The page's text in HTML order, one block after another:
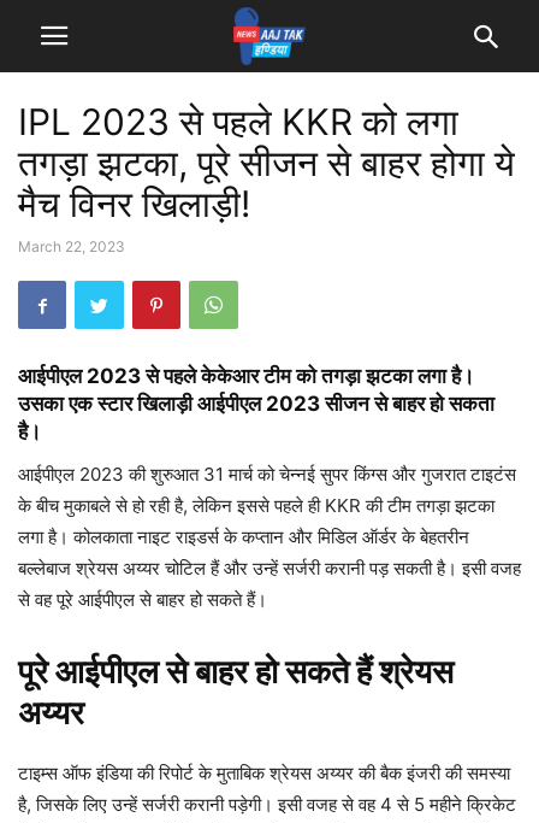
IPL 2023 से पहले KKR को लगा
तगड़ा झटका, पूरे सीजन से बाहर होगा ये
मैच विनर खिलाड़ी!
March 22, 2023
आईपीएल 2023 से पहले केकेआर टीम को तगड़ा झटका लगा है।
उसका एक स्टार खिलाड़ी आईपीएल 2023 सीजन से बाहर हो सकता
है।
आईपीएल 2023 की शुरुआत 31 मार्च को चेन्नई सुपर किंग्स और गुजरात टाइटंस
के बीच मुकाबले से हो रही है, लेकिन इससे पहले ही KKR की टीम तगड़ा झटका
लगा है। कोलकाता नाइट राइडर्स के कप्तान और मिडिल ऑर्डर के बेहतरीन
बल्लेबाज श्रेयस अय्यर चोटिल हैं और उन्हें सर्जरी करानी पड़ सकती है। इसी वजह
से वह पूरे आईपीएल से बाहर हो सकते हैं।
पूरे आईपीएल से बाहर हो सकते हैं श्रेयस
अय्यर
टाइम्स ऑफ इंडिया की रिपोर्ट के मुताबिक श्रेयस अय्यर की बैक इंजरी की समस्या
है, जिसके लिए उन्हें सर्जरी करानी पड़ेगी। इसी वजह से वह 4 से 5 महीने क्रिकेट